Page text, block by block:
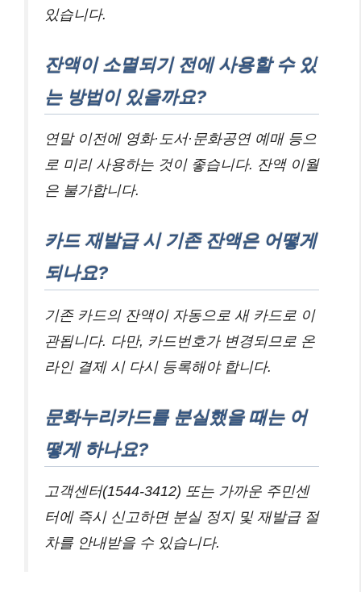
있습니다.
잔액이 소멸되기 전에 사용할 수 있
는 방법이 있을까요?
연말 이전에 영화·도서·문화공연 예매 등으
로 미리 사용하는 것이 좋습니다. 잔액 이월
은 불가합니다.
카드 재발급 시 기존 잔액은 어떻게
되나요?
기존 카드의 잔액이 자동으로 새 카드로 이
관됩니다. 다만, 카드번호가 변경되므로 온
라인 결제 시 다시 등록해야 합니다.
문화누리카드를 분실했을 때는 어
떻게 하나요?
고객센터(1544-3412) 또는 가까운 주민센
터에 즉시 신고하면 분실 정지 및 재발급 절
차를 안내받을 수 있습니다.